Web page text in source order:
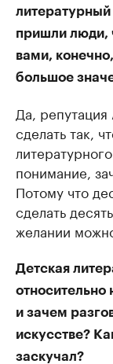
литературный
пришли люди,
вами,
большое
Да,
сделать так,
понимание,
Потому что
сделать
желании
Детская
относительно
и зачем
искусстве?
заскучал?